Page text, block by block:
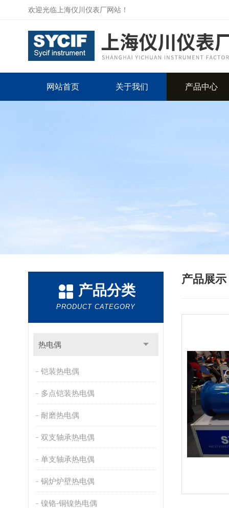
欢迎光临上海仪川仪表厂网站！
网站首页 关于我们 产品中心
产品分类
PRODUCT CATEGORY
热电偶
铠装热电偶
多点铠装热电偶
耐磨热电偶
双支轴承热电偶
单支轴承热电偶
锅炉炉壁热电偶
镍铬-铜镍热电偶
产品展示